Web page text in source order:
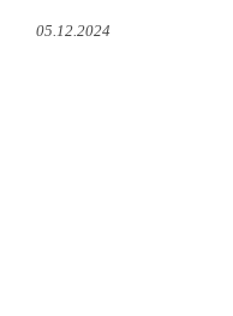
05.12.2024